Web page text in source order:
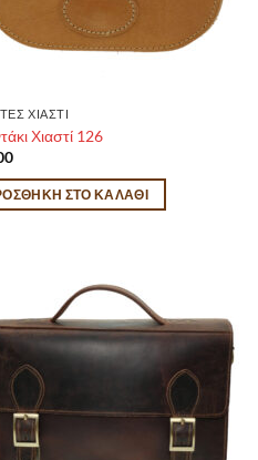
ΧΙΑΣΤΙ
Χιαστί 126
ΣΤΟ ΚΑΛΆΘΙ